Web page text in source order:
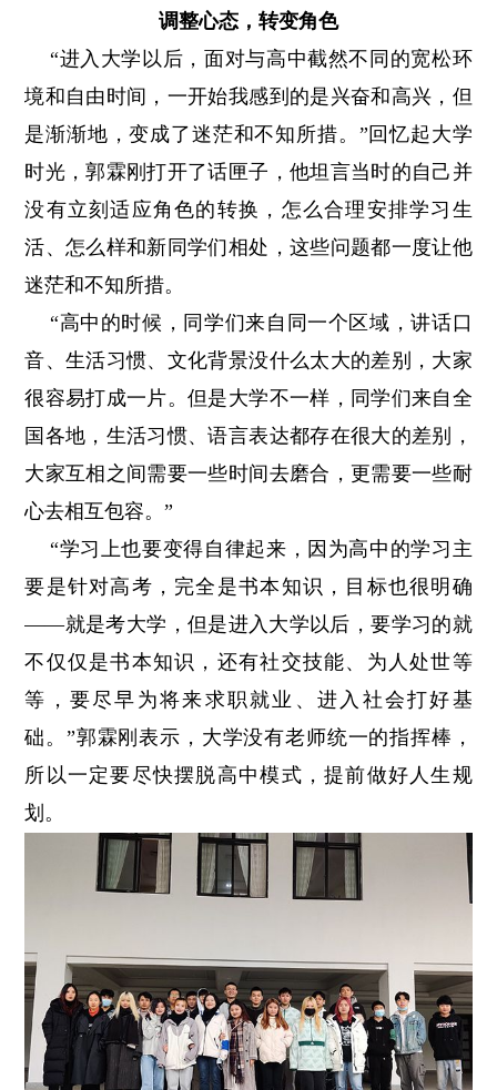
调整心态，转变角色
“进入大学以后，面对与高中截然不同的宽松环
境和自由时间，一开始我感到的是兴奋和高兴，但
是渐渐地，变成了迷茫和不知所措。”回忆起大学
时光，郭霖刚打开了话匣子，他坦言当时的自己并
没有立刻适应角色的转换，怎么合理安排学习生
活、怎么样和新同学们相处，这些问题都一度让他
迷茫和不知所措。
“高中的时候，同学们来自同一个区域，讲话口
音、生活习惯、文化背景没什么太大的差别，大家
很容易打成一片。但是大学不一样，同学们来自全
国各地，生活习惯、语言表达都存在很大的差别，
大家互相之间需要一些时间去磨合，更需要一些耐
心去相互包容。”
“学习上也要变得自律起来，因为高中的学习主
要是针对高考，完全是书本知识，目标也很明确
——就是考大学，但是进入大学以后，要学习的就
不仅仅是书本知识，还有社交技能、为人处世等
等，要尽早为将来求职就业、进入社会打好基
础。”郭霖刚表示，大学没有老师统一的指挥棒，
所以一定要尽快摆脱高中模式，提前做好人生规
划。